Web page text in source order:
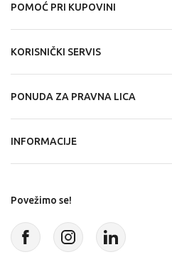
POMOĆ PRI KUPOVINI
KORISNIČKI SERVIS
PONUDA ZA PRAVNA LICA
INFORMACIJE
Povežimo se!